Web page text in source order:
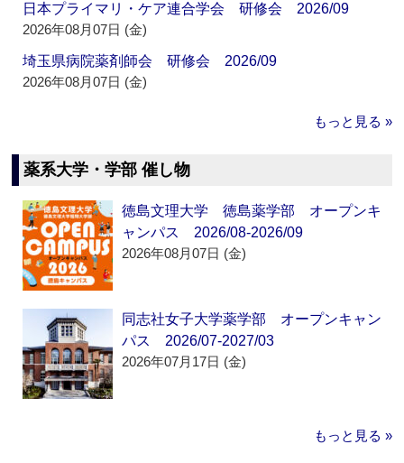
日本プライマリ・ケア連合学会 研修会 2026/09
2026年08月07日 (金)
埼玉県病院薬剤師会 研修会 2026/09
2026年08月07日 (金)
もっと見る »
薬系大学・学部 催し物
徳島文理大学 徳島薬学部 オープンキ
ャンパス 2026/08-2026/09
2026年08月07日 (金)
同志社女子大学薬学部 オープンキャン
パス 2026/07-2027/03
2026年07月17日 (金)
もっと見る »